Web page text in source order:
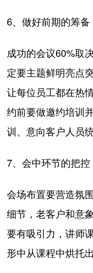
6、做好前期的筹备
成功的会议60%取
定要主题鲜明亮点
让每位员工都在热
约前要做邀约培训
训、意向客户人员
7、会中环节的把控
会场布置要营造氛
细节，老客户和意
要有吸引力，讲师
形中从课程中烘托出